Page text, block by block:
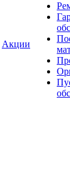
Акции